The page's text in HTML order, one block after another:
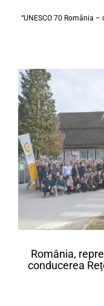
“UNESCO 70 România
România,
conducerea